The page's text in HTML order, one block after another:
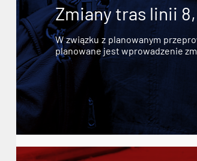
Zmiany tras linii 8,
W związku z planowanym
planowane jest wprowadzenie